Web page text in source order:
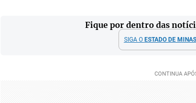
Fique por dentro das
SIGA O ESTADO DE MINAS